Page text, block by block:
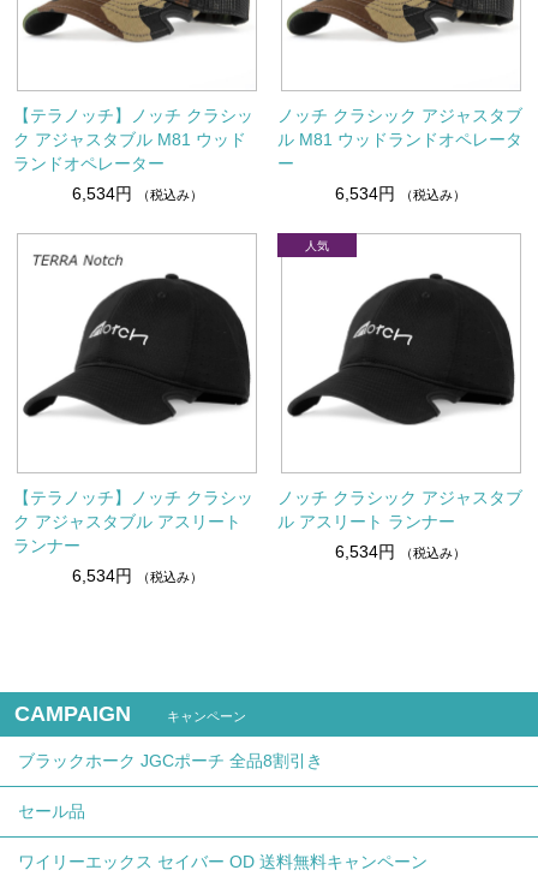
【テラノッチ】ノッチ クラシッ
ク アジャスタブル M81 ウッド
ランドオペレーター
6,534円
（税込み）
ノッチ クラシック アジャスタブ
ル M81 ウッドランドオペレータ
ー
6,534円
（税込み）
【テラノッチ】ノッチ クラシッ
ク アジャスタブル アスリート
ランナー
6,534円
（税込み）
ノッチ クラシック アジャスタブ
ル アスリート ランナー
6,534円
（税込み）
CAMPAIGN キャンペーン
ブラックホーク JGCポーチ 全品8割引き
セール品
ワイリーエックス セイバー OD 送料無料キャンペーン